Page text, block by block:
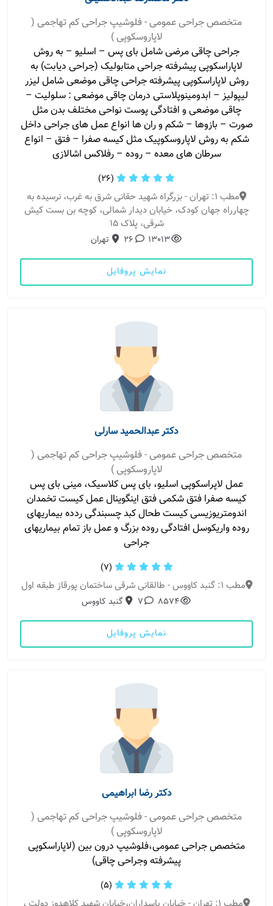
متخصص جراحی عمومی - فلوشیپ جراحی کم تهاجمی (
لاپاروسکوپی )
جراحی چاقی مرضی شامل بای پس – اسلیو – به روش
لاپاراسکوپی پیشرفته جراحی متابولیک (جراحی دیابت) به
روش لاپاراسکوپی پیشرفته جراحی چاقی موضعی شامل لیزر
لیپولیز – ابدومینوپلاستی درمان چاقی موضعی : سلولیت –
چاقی موضعی و افتادگی پوست نواحی مختلف بدن مثل
صورت – بازوها – شکم و ران ها انواع عمل های جراحی داخل
شکم به روش لاپاروسکوپیک مثل کیسه صفرا – فتق – انواع
سرطان های معده – روده – رفلاکس اشالازی
(26)
مطب 1: تهران - بزرگراه شهید حقانی شرق به غرب، نرسیده به
چهارراه جهان کودک، خیابان دیدار شمالی، کوچه بن بست کیش
شرقی، پلاک 15
13013
26 تهران
نمایش پروفایل
دکتر عبدالحمید سارلی
متخصص جراحی عمومی - فلوشیپ جراحی کم تهاجمی (
لاپاروسکوپی )
عمل لاپراسکوپی اسلیو، بای پس کلاسیک، مینی بای پس
کیسه صفرا فتق شکمی فتق اینگوینال عمل کیست تخمدان
اندومتریوزیسی کیست طحال کبد چسبندگی ردده بیماریهای
روده واریکوسل افتادگی روده بزرگ و عمل باز تمام بیماریهای
جراحی
(7)
مطب 1: گنبد کاووس - طالقانی شرقی ساختمان پورقاز طبقه اول
8574
7 گنبد کاووس
نمایش پروفایل
دکتر رضا ابراهیمی
متخصص جراحی عمومی - فلوشیپ جراحی کم تهاجمی (
لاپاروسکوپی )
متخصص جراحی عمومی،فلوشیپ درون بین (لاپاراسکوپی
پیشرفته وجراحی چاقی)
(5)